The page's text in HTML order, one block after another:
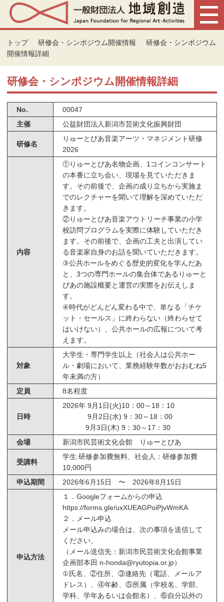
トップ 研修会・シンポジウム開催情報
研修会・シンポジウム
開催情報詳細
研修会・シンポジウム開催情報詳細
No.
00047
主催
公益財団法人新潟市芸術文化振興財団
研修名
りゅーとぴあ音楽アーツ・マネジメント研修
2026
内容
①りゅーとぴあ名物企画、1コインコンサート
の本番に立ち会い、現場を見ていただきま
す。その前後で、企画の成り立ちから実施ま
でのレクチャーを聞いて理解を深めていただ
きます。
②りゅーとぴあ音楽アウトリーチ事業の小学
校訪問プログラムを実際に体験していただき
ます。その前後で、企画の工夫と出演してい
る音楽家自身のお話を聞いていただきます。
③公共ホールをめぐる歴史的変化を学んだあ
と、3つの専門ホールの集合体であるりゅーと
ぴあの施設概要と運営の実際をお伝えしま
す。
④時代がどんどん変わる中で、単なる「チケ
ット・セールス」に終わらない（終わらせて
はいけない）、公共ホールの広報について考
えます。
対象
大学生・専門学生以上（社会人は公共ホー
ル・劇場において、業務経験年数がおおむね5
年未満の方）
定員
8名程度
日時
2026年 9月1日(火)10：00～18：10
9月2日(水) 9：30～18：00
9月3日(木) 9：30～17：30
会場
新潟市民芸術文化会館 りゅーとぴあ
受講料
学生:研修参加費無料、社会人：研修参加費
10,000円
申込期間
2026年6月15日 〜 2026年8月15日
申込方法
１．Googleフォームからの申込
https://forms.gle/uxXUEAGPoiPjvWmKA
２．メール申込
メール申込みの場合は、次の事項を送信して
ください。
（メール送信先：新潟市民芸術文化会館事業
企画部本田 n-honda@ryutopia.or.jp）
①氏名、②住所、③連絡先（電話、メールア
ドレス）、④年齢、⑤所属（学校名、学部、
学科、学年あるいは会館名）、⑥自分以外の